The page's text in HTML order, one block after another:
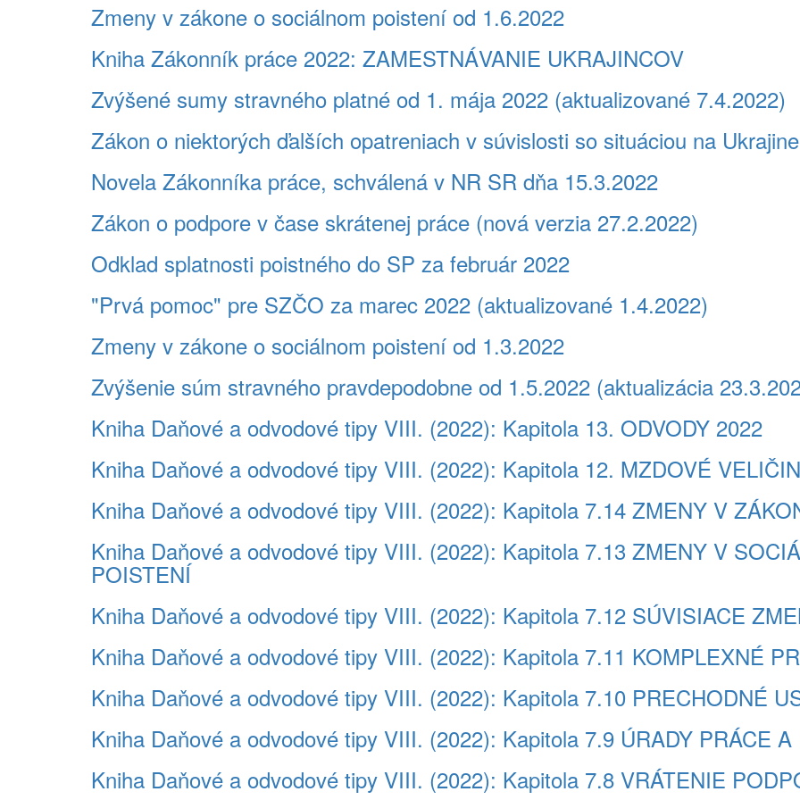
Zmeny v zákone o sociálnom poistení od 1.6.2022
Kniha Zákonník práce 2022: ZAMESTNÁVANIE UKRAJINCOV
Zvýšené sumy stravného platné od 1. mája 2022 (aktualizované 7.4.2022)
Zákon o niektorých ďalších opatreniach v súvislosti so situáciou na Ukrajine
Novela Zákonníka práce, schválená v NR SR dňa 15.3.2022
Zákon o podpore v čase skrátenej práce (nová verzia 27.2.2022)
Odklad splatnosti poistného do SP za február 2022
"Prvá pomoc" pre SZČO za marec 2022 (aktualizované 1.4.2022)
Zmeny v zákone o sociálnom poistení od 1.3.2022
Zvýšenie súm stravného pravdepodobne od 1.5.2022 (aktualizácia
Kniha Daňové a odvodové tipy VIII. (2022): Kapitola 13. ODVODY 2022
Kniha Daňové a odvodové tipy VIII. (2022): Kapitola 12. MZDOVÉ
Kniha Daňové a odvodové tipy VIII. (2022): Kapitola 7.14 ZMENY V
Kniha Daňové a odvodové tipy VIII. (2022): Kapitola 7.13 ZMENY V
POISTENÍ
Kniha Daňové a odvodové tipy VIII. (2022): Kapitola 7.12 SÚVISIACE
Kniha Daňové a odvodové tipy VIII. (2022): Kapitola 7.11 KOMPLEXNÉ
Kniha Daňové a odvodové tipy VIII. (2022): Kapitola 7.10 PRECHODNÉ
Kniha Daňové a odvodové tipy VIII. (2022): Kapitola 7.9 ÚRADY PRÁCE
Kniha Daňové a odvodové tipy VIII. (2022): Kapitola 7.8 VRÁTENIE